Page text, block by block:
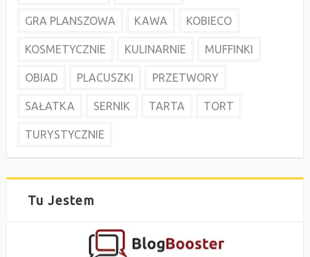
GRA PLANSZOWA KAWA KOBIECO
KOSMETYCZNIE KULINARNIE MUFFINKI
OBIAD PLACUSZKI PRZETWORY
SAŁATKA SERNIK TARTA TORT
TURYSTYCZNIE
Tu Jestem